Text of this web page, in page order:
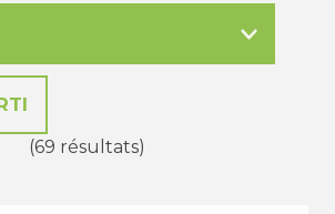
(69 résultats)